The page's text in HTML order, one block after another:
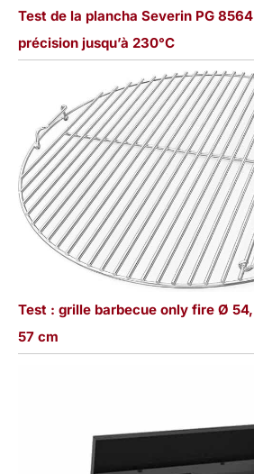
Test de la plancha Severin PG
précision jusqu’à 230°C
Test : grille barbecue only fire Ø
57 cm